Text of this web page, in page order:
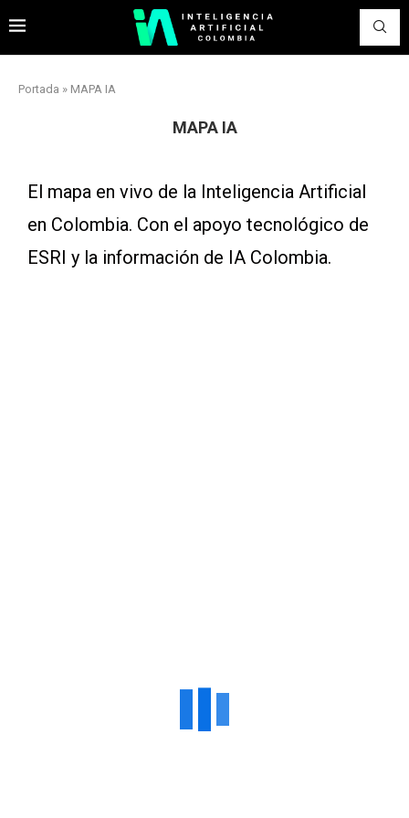
Portada » MAPA IA
MAPA IA
El mapa en vivo de la Inteligencia Artificial
en Colombia. Con el apoyo tecnológico de
ESRI y la información de IA Colombia.